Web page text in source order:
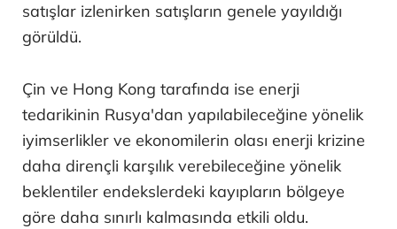
satışlar izlenirken satışların genele yayıldığı
görüldü.
Çin ve Hong Kong tarafında ise enerji
tedarikinin Rusya'dan yapılabileceğine yönelik
iyimserlikler ve ekonomilerin olası enerji krizine
daha dirençli karşılık verebileceğine yönelik
beklentiler endekslerdeki kayıpların bölgeye
göre daha sınırlı kalmasında etkili oldu.